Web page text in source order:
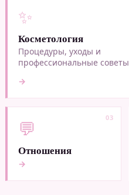
✨
Косметология
Процедуры, уходы и
профессиональные советы
→
03
💬
Отношения
→